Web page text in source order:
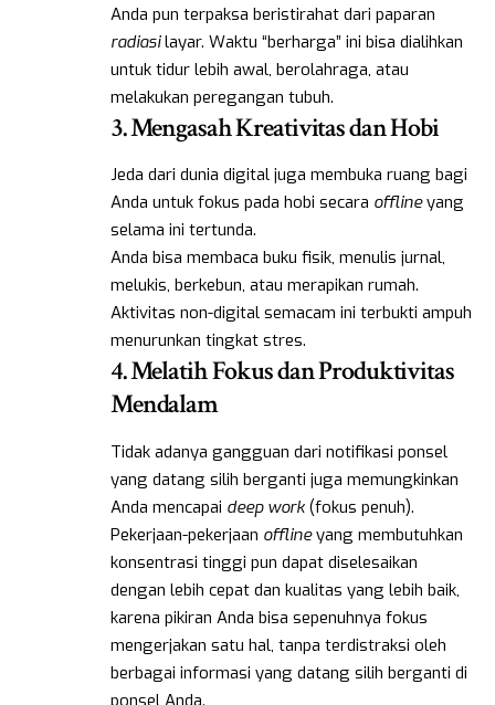
Anda pun terpaksa beristirahat dari paparan
radiasilayar. Waktu “berharga” ini bisa dialihkan
untuk tidur lebih awal, berolahraga, atau
melakukan peregangan tubuh.
3. Mengasah Kreativitas dan Hobi
Jeda dari dunia digital juga membuka ruang bagi
Anda untuk fokus pada hobi secara offlineyang
selama ini tertunda.
Anda bisa membaca buku fisik, menulis jurnal,
melukis, berkebun, atau merapikan rumah.
Aktivitas non-digital semacam ini terbukti ampuh
menurunkan tingkat stres.
4. Melatih Fokus dan Produktivitas
Mendalam
Tidak adanya gangguan dari notifikasi ponsel
yang datang silih berganti juga memungkinkan
Anda mencapai deep work (fokus penuh).
Pekerjaan-pekerjaan offlineyang membutuhkan
konsentrasi tinggi pun dapat diselesaikan
dengan lebih cepat dan kualitas yang lebih baik,
karena pikiran Anda bisa sepenuhnya fokus
mengerjakan satu hal, tanpa terdistraksi oleh
berbagai informasi yang datang silih berganti di
ponsel Anda.